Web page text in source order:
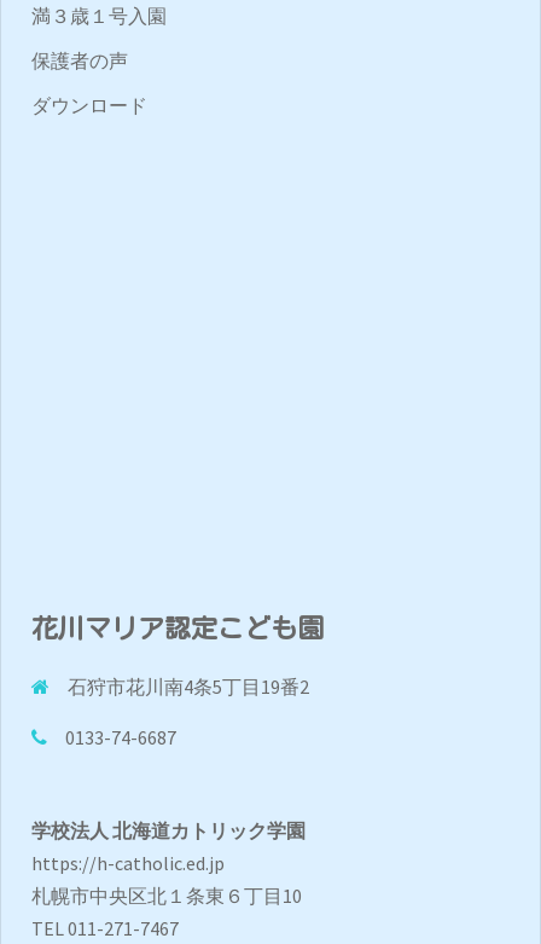
満３歳１号入園
保護者の声
ダウンロード
花川マリア認定こども園
石狩市花川南4条5丁目19番2
0133-74-6687
学校法人 北海道カトリック学園
https://h-catholic.ed.jp
札幌市中央区北１条東６丁目10
TEL 011-271-7467